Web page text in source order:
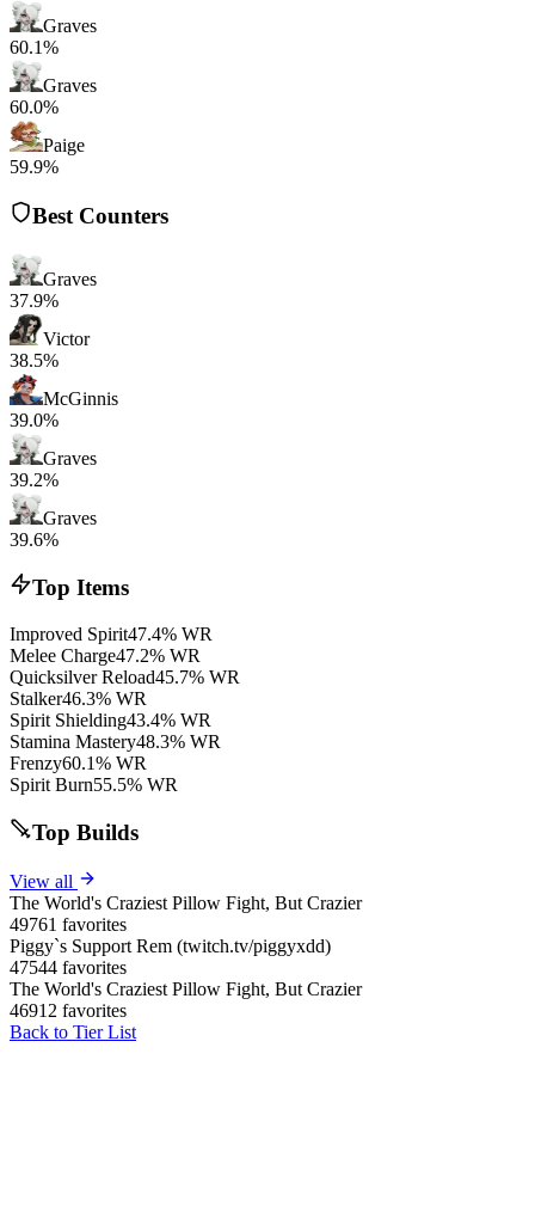
Graves
60.1%
Graves
60.0%
Paige
59.9%
Best Counters
Graves
37.9%
Victor
38.5%
McGinnis
39.0%
Graves
39.2%
Graves
39.6%
Top Items
Improved Spirit47.4% WR
Melee Charge47.2% WR
Quicksilver Reload45.7% WR
Stalker46.3% WR
Spirit Shielding43.4% WR
Stamina Mastery48.3% WR
Frenzy60.1% WR
Spirit Burn55.5% WR
Top Builds
View all
The World's Craziest Pillow Fight, But Crazier
49761 favorites
Piggy`s Support Rem (twitch.tv/piggyxdd)
47544 favorites
The World's Craziest Pillow Fight, But Crazier
46912 favorites
Back to Tier List